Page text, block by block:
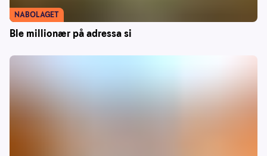
Ble millionær på adressa si
NABOLAGET